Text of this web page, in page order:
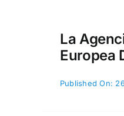
La
Europea
Published On: